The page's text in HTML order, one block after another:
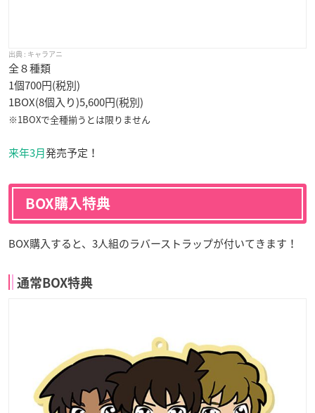
キャラアニ
全８種類
1個700円(税別)
1BOX(8個入り)5,600円(税別)
※1BOXで全種揃うとは限りません
来年3月発売予定！
BOX購入特典
BOX購入すると、3人組のラバーストラップが付いてきます！
通常BOX特典